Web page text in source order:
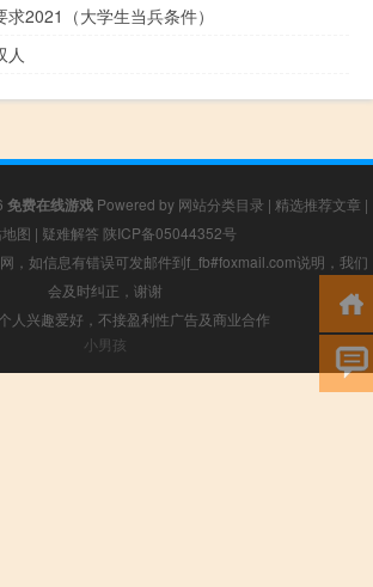
2021（大学生当兵条件）
人
免费在线游戏Powered by 网站分类目录 | 精选推荐文章 |
图 | 疑难解答 陕ICP备05044352号
，如信息有错误可发邮件到f_fb#foxmail.com说明，我们
会及时纠正，谢谢
人兴趣爱好，不接盈利性广告及商业合作
小男孩